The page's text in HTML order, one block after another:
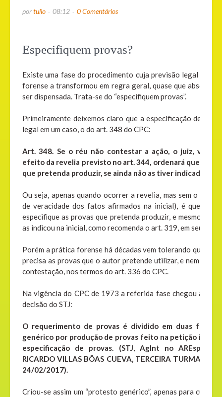
portulio 08:12 0 Comentários
Especifiquem provas?
Existe uma fase do procedimento cuja previsão legal é
forense a transformou em regra geral, quase que
ser dispensada. Trata-se do “especifiquem provas”.
Primeiramente deixemos claro que a especificação de
legal em um caso, o do art. 348 do CPC:
Art. 348. Se o réu não contestar a ação, o juiz,
efeito da revelia previsto no art. 344, ordenará que o
que pretenda produzir, se ainda não as tiver indicado.
Ou seja, apenas quando ocorrer a revelia, mas sem o seu
de veracidade dos fatos afirmados na inicial), é que o
especifique as provas que pretenda produzir, e mesmo
as indicou na inicial, como recomenda o art. 319, em seu
Porém a prática forense há décadas vem tolerando que a
precisa as provas que o autor pretende utilizar, e nem
contestação, nos termos do art. 336 do CPC.
Na vigência do CPC de 1973 a referida fase chegou a ser
decisão do STJ:
O requerimento de provas é dividido em duas fases,
genérico por produção de provas feito na petição inicial
especificação de provas. (STJ, AgInt no AREsp
RICARDO VILLAS BÔAS CUEVA, TERCEIRA TURMA,
24/02/2017).
Criou-se assim um “protesto genérico”, apenas para